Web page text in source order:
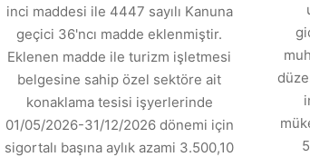
inci maddesi ile 4447 sayılı Kanuna
geçici 36'ncı madde eklenmiştir.
Eklenen madde ile turizm işletmesi
belgesine sahip özel sektöre ait
konaklama tesisi işyerlerinde
01/05/2026-31/12/2026 dönemi için
sigortalı başına aylık azami 3.500,10